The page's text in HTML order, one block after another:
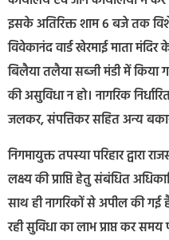
इसके अतिरिक्त शाम 6 बजे तक
विवेकानंद वार्ड खेरमाई माता
बिलैया तलैया सब्जी मंडी में किया
की असुविधा न हो। नागरिक
जलकर, संपत्तिकर सहित अन्य
निगमायुक्त तपस्या परिहार द्वारा
लक्ष्य की प्राप्ति हेतु संबंधित
साथ ही नागरिकों से अपील की गई
रही सुविधा का लाभ प्राप्त कर